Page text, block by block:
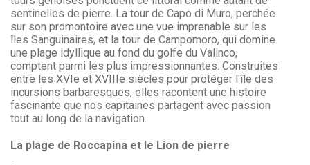
sentinelles de pierre. La tour de Capo di Muro, perchée
sur son promontoire avec une vue imprenable sur les
îles Sanguinaires, et la tour de Campomoro, qui domine
une plage idyllique au fond du golfe du Valinco,
comptent parmi les plus impressionnantes. Construites
entre les XVIe et XVIIIe siècles pour protéger l'île des
incursions barbaresques, elles racontent une histoire
fascinante que nos capitaines partagent avec passion
tout au long de la navigation.
La plage de Roccapina et le Lion de pierre